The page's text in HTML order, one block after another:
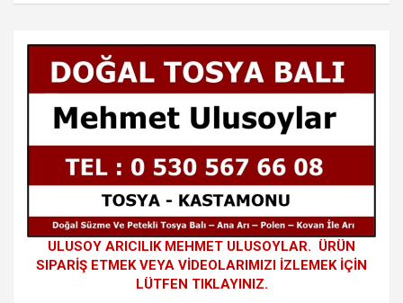
ULUSOY ARICILIK MEHMET ULUSOYLAR. ÜRÜN
SIPARİŞ ETMEK VEYA VİDEOLARIMIZI İZLEMEK İÇİN
LÜTFEN TIKLAYINIZ.